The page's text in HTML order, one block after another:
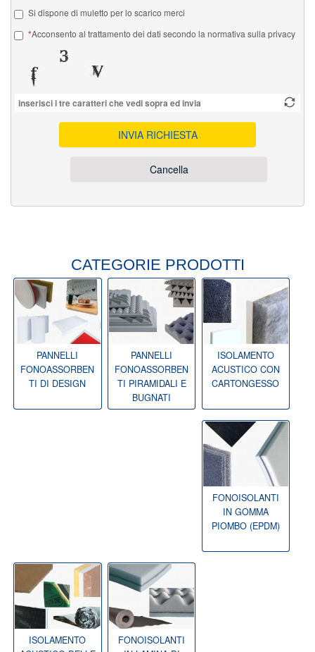
Si dispone di muletto per lo scarico merci
Acconsento al trattamento dei dati secondo la normativa sulla privacy
INVIA RICHIESTA
Cancella
CATEGORIE PRODOTTI
PANNELLI
FONOASSORBEN
TI DI DESIGN
PANNELLI
FONOASSORBEN
TI PIRAMIDALI E
BUGNATI
ISOLAMENTO
ACUSTICO CON
CARTONGESSO
FONOISOLANTI
IN GOMMA
PIOMBO (EPDM)
ISOLAMENTO
FONOISOLANTI